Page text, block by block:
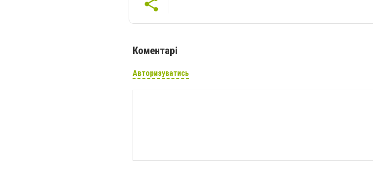
Коментарі
Авторизуватись